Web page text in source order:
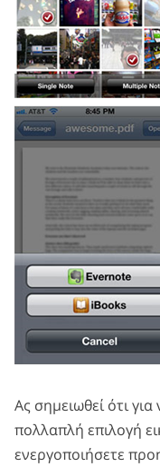
Ας σημειωθεί ότι
πολλαπλή επιλογή
ενεργοποιήσετε